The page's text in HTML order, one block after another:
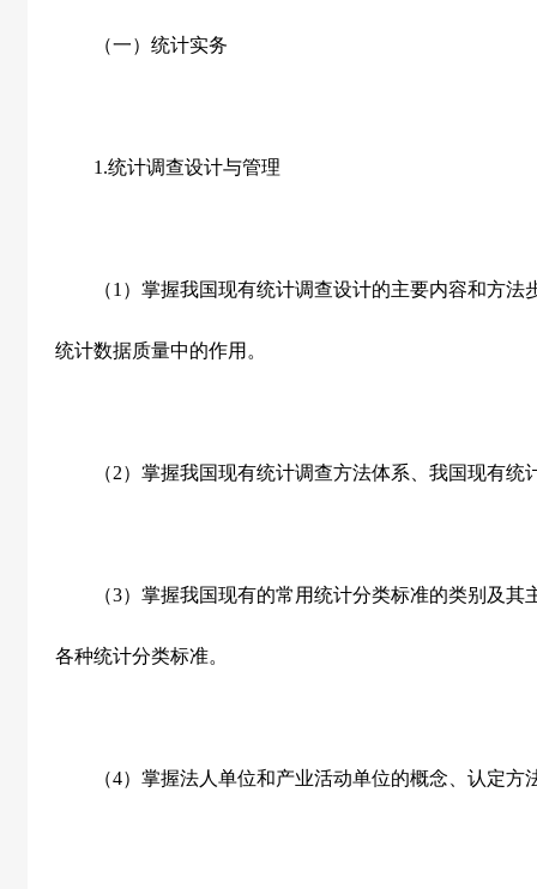
（一）统计实务
1.统计调查设计与管理
（1 ）掌握我国现有统计调查设计的主要内容和方法
统计数据质量中的作用。
（2）掌握我国现有统计调查方法体系、我国现有统
（3）掌握我国现有的常用统计分类标准的类别及其
各种统计分类标准。
（4）掌握法人单位和产业活动单位的概念、认定方